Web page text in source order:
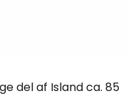
del af Island ca. 85